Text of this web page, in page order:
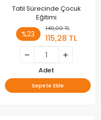
Tatil Sürecinde Çocuk
Eğitimi
%23
149,00 TL
115,28 TL
Adet
Sepete Ekle